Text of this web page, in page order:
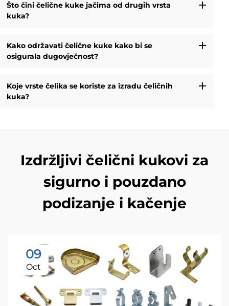
Što čini čelične kuke jačima od drugih vrsta
kuka?
Kako održavati čelične kuke kako bi se
osigurala dugovječnost?
Koje vrste čelika se koriste za izradu čeličnih
kuka?
Izdržljivi čelični kukovi za
sigurno i pouzdano
podizanje i kačenje
09
Oct